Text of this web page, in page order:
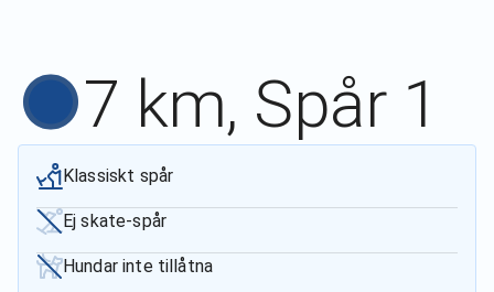
7 km, Spår 1
Klassiskt spår
Ej skate-spår
Hundar inte tillåtna